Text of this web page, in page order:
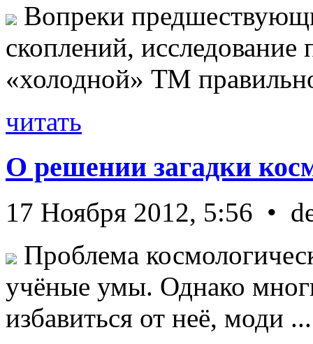
Вопреки
скоплений, исследование
«холодной» ТМ
читать
О решении загадки
17 Ноября 2012, 5:56 •
Проблема
учёные умы. Однако
избавиться от неё, моди ...